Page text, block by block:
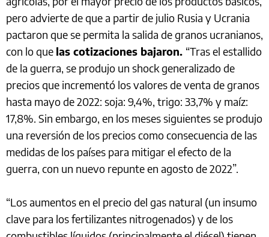
pero advierte de que a partir de julio Rusia y Ucrania
pactaron que se permita la salida de granos ucranianos,
con lo que las cotizaciones bajaron. “Tras el estallido
de la guerra, se produjo un shock generalizado de
precios que incrementó los valores de venta de granos
hasta mayo de 2022: soja: 9,4%, trigo: 33,7% y maíz:
17,8%. Sin embargo, en los meses siguientes se produjo
una reversión de los precios como consecuencia de las
medidas de los países para mitigar el efecto de la
guerra, con un nuevo repunte en agosto de 2022”.
“Los aumentos en el precio del gas natural (un insumo
clave para los fertilizantes nitrogenados) y de los